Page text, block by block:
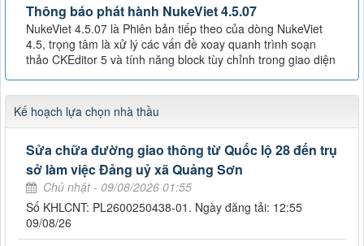
Thông báo phát hành NukeViet 4.5.07
NukeViet 4.5.07 là Phiên bản tiếp theo của dòng NukeViet
4.5, trọng tâm là xử lý các vấn đề xoay quanh trình soạn
thảo CKEditor 5 và tính năng block tùy chỉnh trong giao diện
Kế hoạch lựa chọn nhà thầu
Sửa chữa đường giao thông từ Quốc lộ 28 đến trụ
sở làm việc Đảng uỷ xã Quảng Sơn
Chủ nhật - 09/08/2026 01:55
Số KHLCNT: PL2600250438-01. Ngày đăng tải: 12:55
09/08/26